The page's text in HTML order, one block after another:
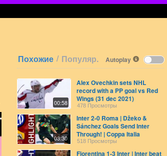
Autoplay
Похожие / Популяр.
00:58
Alex Ovechkin sets NHL
record with a PP goal vs Red
Wings (31 dec 2021)
478 Просмотры
03:30
Inter 2-0 Roma | Džeko &
Sánchez Goals Send Inter
Through! | Coppa Italia
Frecciarossa 2021/22
518 Просмотры
Fiorentina 1-3 Inter | Inter beat